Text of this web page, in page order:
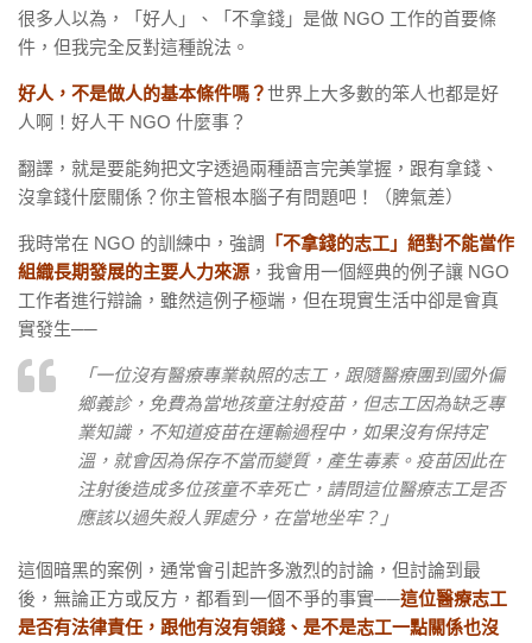
很多人以為，「好人」、「不拿錢」是做 NGO 工作的首要條
件，但我完全反對這種說法。
好人，不是做人的基本條件嗎？世界上大多數的笨人也都是好
人啊！好人干 NGO 什麼事？
翻譯，就是要能夠把文字透過兩種語言完美掌握，跟有拿錢、
沒拿錢什麼關係？你主管根本腦子有問題吧！（脾氣差）
我時常在 NGO 的訓練中，強調
「不拿錢的志工」絕對不能當作
組織長期發展的主要人力來源 ，我會用一個經典的例子讓 NGO
工作者進行辯論，雖然這例子極端，但在現實生活中卻是會真
實發生──
「一位沒有醫療專業執照的志工，跟隨醫療團到國外偏
鄉義診，免費為當地孩童注射疫苗，但志工因為缺乏專
業知識，不知道疫苗在運輸過程中，如果沒有保持定
溫，就會因為保存不當而變質，產生毒素。疫苗因此在
注射後造成多位孩童不幸死亡，請問這位醫療志工是否
應該以過失殺人罪處分，在當地坐牢？」
這個暗黑的案例，通常會引起許多激烈的討論，但討論到最
後，無論正方或反方，都看到一個不爭的事實──這位醫療志工
是否有法律責任，跟他有沒有領錢、是不是志工一點關係也沒